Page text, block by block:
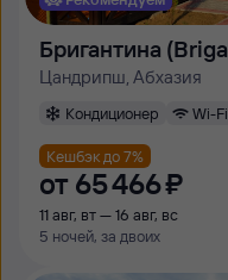
Бригантина
Цандрипш, Абхазия
Кондиционер Wi-Fi
Кешбэк до 7%
от 65 ⁠466 ⁠₽
11 авг, вт — 16 авг, вс
5 ночей, за двоих